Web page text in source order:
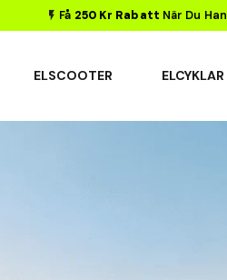
Få 250 Kr Rabatt När Du
ELSCOOTER ELCYKLAR